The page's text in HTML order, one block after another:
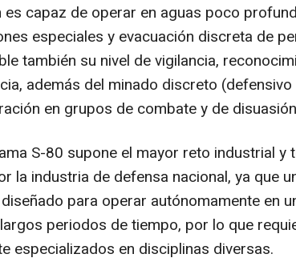
es capaz de operar en aguas poco
especiales y evacuación discreta de
también su nivel de vigilancia,
además del minado discreto
en grupos de combate y de
S-80 supone el mayor reto industrial
la industria de defensa nacional, ya que
para operar autónomamente en
periodos de tiempo, por lo que
especializados en disciplinas diversas.